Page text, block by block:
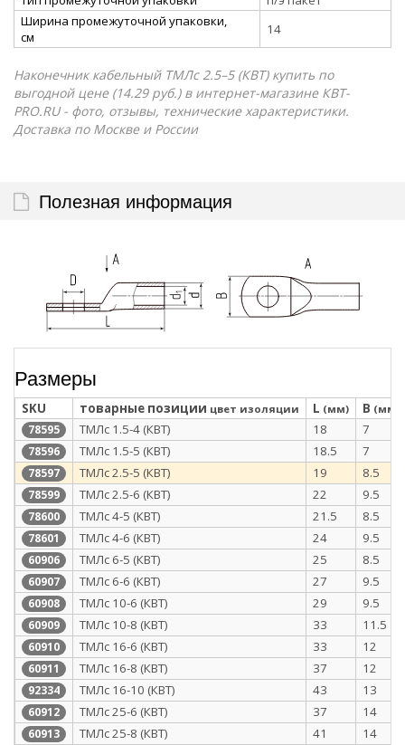
Ширина промежуточной упаковки,
см
14
Наконечник кабельный ТМЛс 2.5–5 (КВТ) купить по
выгодной цене (14.29 руб.) в интернет-магазине КВТ-
PRO.RU - фото, отзывы, технические характеристики.
Доставка по Москве и России
Полезная информация
Размеры
SKU товарные позиции цвет изоляции L (мм) B (мм)
78595 ТМЛс 1.5-4 (КВТ) 18 7
78596 ТМЛс 1.5-5 (КВТ) 18.5 7
78597 ТМЛс 2.5-5 (КВТ) 19 8.5
78599 ТМЛс 2.5-6 (КВТ) 22 9.5
78600 ТМЛс 4-5 (КВТ) 21.5 8.5
78601 ТМЛс 4-6 (КВТ) 24 9.5
60906 ТМЛс 6-5 (КВТ) 25 8.5
60907 ТМЛс 6-6 (КВТ) 27 9.5
60908 ТМЛс 10-6 (КВТ) 29 9.5
60909 ТМЛс 10-8 (КВТ) 33 11.5
60910 ТМЛс 16-6 (КВТ) 33 12
60911 ТМЛс 16-8 (КВТ) 37 12
92334 ТМЛс 16-10 (КВТ) 43 13
60912 ТМЛс 25-6 (КВТ) 37 14
60913 ТМЛс 25-8 (КВТ) 41 14